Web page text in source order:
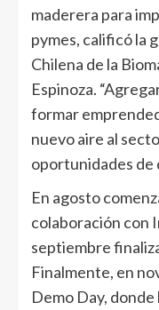
maderera para
pymes, calificó la
Chilena de la
Espinoza.
formar
nuevo aire al
oportunidades de
En agosto
colaboración con
septiembre
Finalmente, en
Demo Day,